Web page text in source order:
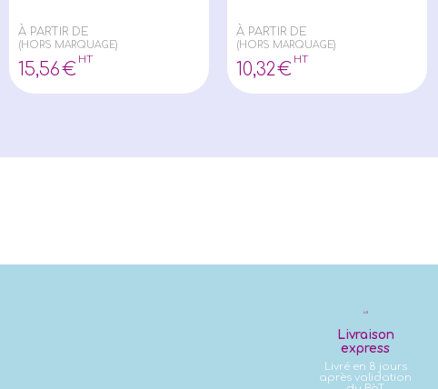
À PARTIR DE
(HORS MARQUAGE)
15,56€
HT
À PARTIR DE
(HORS MARQUAGE)
10,32€
HT
Livraison
express
Livré en 8 jours
après validation